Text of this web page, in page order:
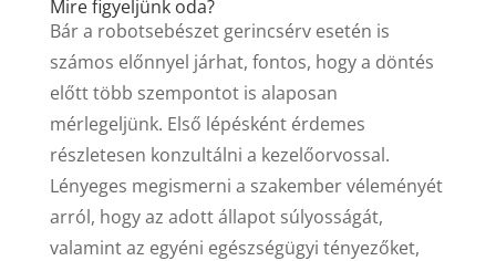
Mire figyeljünk oda?
Bár a robotsebészet gerincsérv esetén is
számos előnnyel járhat, fontos, hogy a döntés
előtt több szempontot is alaposan
mérlegeljünk. Első lépésként érdemes
részletesen konzultálni a kezelőorvossal.
Lényeges megismerni a szakember véleményét
arról, hogy az adott állapot súlyosságát,
valamint az egyéni egészségügyi tényezőket,